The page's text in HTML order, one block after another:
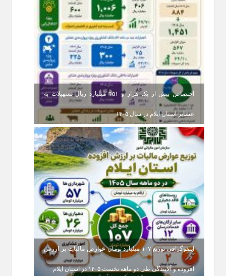
اختصاص بیش از یک هزار و ۴۵۱ میلیارد ریال تسهیلات به
عشایر استان ایلام در سال ۱۴۰۵
اینفوگرافی توزیع ۱۰۷ میلیارد تومان عوارض مالیات بر ارزش
افزوده و آلایندگی طی دو ماهه نخست ۱۴۰۵ در استان ایلام